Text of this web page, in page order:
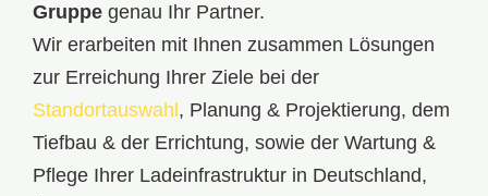
Gruppe genau Ihr Partner.
Wir erarbeiten mit Ihnen zusammen Lösungen
zur Erreichung Ihrer Ziele bei der
Standortauswahl , Planung & Projektierung, dem
Tiefbau & der Errichtung, sowie der Wartung &
Pflege Ihrer Ladeinfrastruktur in Deutschland,